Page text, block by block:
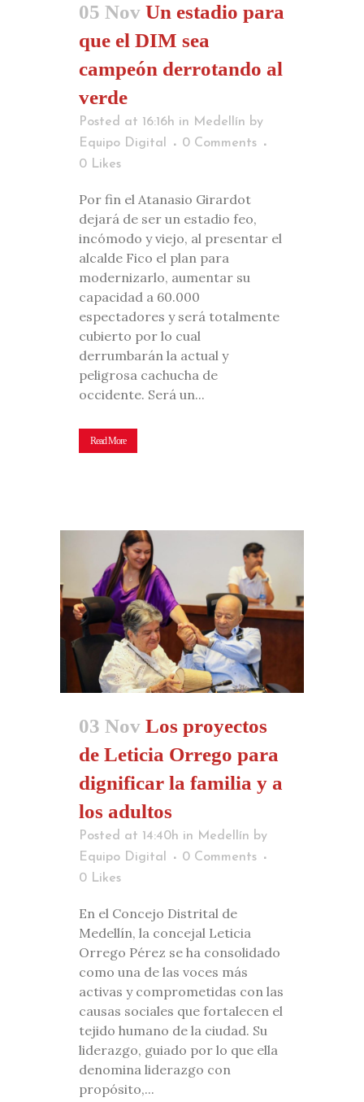
05 Nov Un estadio para
que el DIM sea
campeón derrotando al
verde
Posted at 16:16h in Medellín by
Equipo Digital
0 Comments
0 Likes
Por fin el Atanasio Girardot
dejará de ser un estadio feo,
incómodo y viejo, al presentar el
alcalde Fico el plan para
modernizarlo, aumentar su
capacidad a 60.000
espectadores y será totalmente
cubierto por lo cual
derrumbarán la actual y
peligrosa cachucha de
occidente. Será un...
Read More
03 Nov Los proyectos
de Leticia Orrego para
dignificar la familia y a
los adultos
Posted at 14:40h in Medellín by
Equipo Digital
0 Comments
0 Likes
En el Concejo Distrital de
Medellín, la concejal Leticia
Orrego Pérez se ha consolidado
como una de las voces más
activas y comprometidas con las
causas sociales que fortalecen el
tejido humano de la ciudad. Su
liderazgo, guiado por lo que ella
denomina liderazgo con
propósito,...